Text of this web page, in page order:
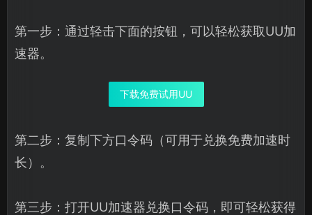
第一步：通过轻击下面的按钮，可以轻松获取UU加
速器。
下载免费试用UU
第二步：复制下方口令码（可用于兑换免费加速时
长）。
第三步：打开UU加速器兑换口令码，即可轻松获得